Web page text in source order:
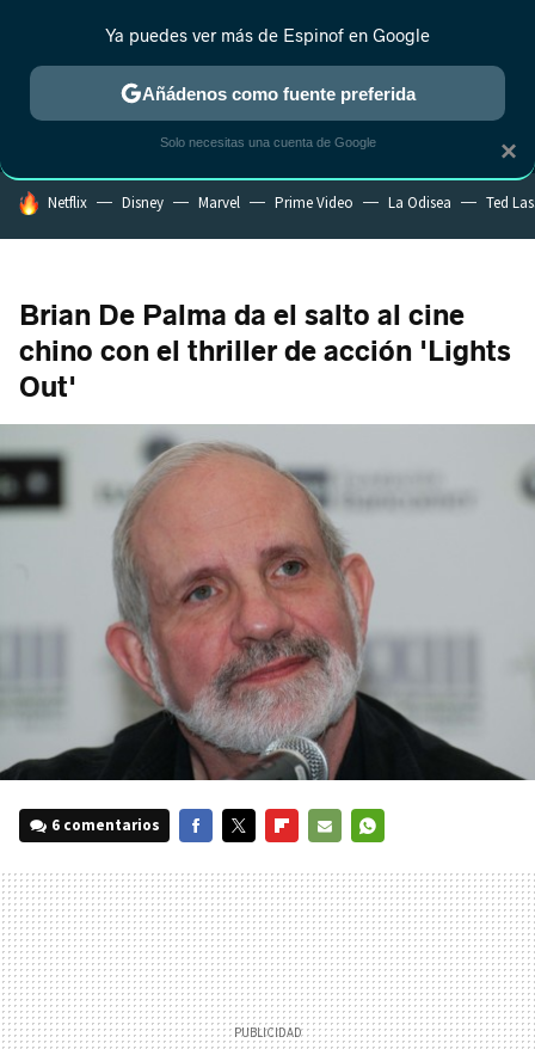
MENÚ NUEVO
ESTRENOS REALITY ANIME RANKINGS CINE
HOY SE HABLA DE
Netflix Disney Marvel Prime Video La Odisea Ted
Brian De Palma da el salto al cine
chino con el thriller de acción 'Lights
Out'
6 comentarios
MAIL
×
Ya puedes ver más de Espinof en Google
Añádenos como fuente preferida
Solo necesitas una cuenta de Google